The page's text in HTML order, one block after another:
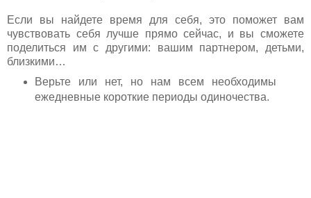
Если вы найдете время для себя, это поможет вам
чувствовать себя лучше прямо сейчас, и вы сможете
поделиться им с другими: вашим партнером, детьми,
близкими…
Верьте или нет, но нам всем необходимы
ежедневные короткие периоды одиночества.